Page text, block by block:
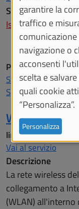
Supporto
Istruzioni e
Profilo utente
Studenti
Specializzande e
WiFi in UniTo
link al servizio
Vai al servizio
Descrizione
La rete wireless
collegamento a
(WLAN)
garantire la
traffico e
navigazione o
acconsenti
scelta e
quali cookie
“Personalizza”.
Personalizza